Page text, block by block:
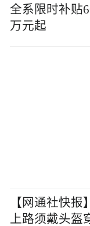
全系限时补贴
万元起​
【网通社快报
上路须戴头盔